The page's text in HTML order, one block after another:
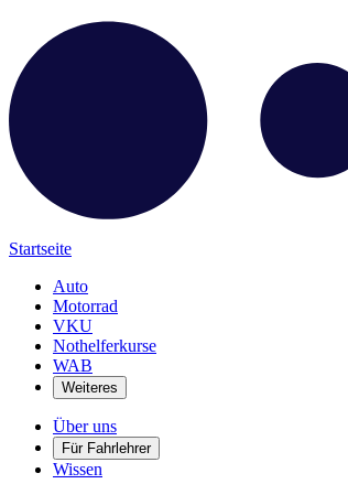
Startseite
Auto
Motorrad
VKU
Nothelferkurse
WAB
Weiteres
Über uns
Für Fahrlehrer
Wissen